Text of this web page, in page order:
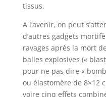
tissus.
A l’avenir, on peut
d’autres gadgets
ravages après la mort
balles explosives («
pour ne pas dire «
ou élastomère de 8×12
voire cinq effets